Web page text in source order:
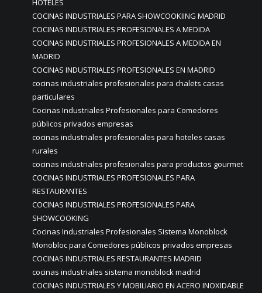
HOTELES
COCINAS INDUSTRIALES PARA SHOWCOOKIING MADRID
COCINAS INDUSTRIALES PROFESIONALES A MEDIDA
COCINAS INDUSTRIALES PROFESIONALES A MEDIDA EN
MADRID
COCINAS INDUSTRIALES PROFESIONALES EN MADRID
cocinas industriales profesionales para chalets casas
particulares
Cocinas Industriales Profesionales para Comedores
públicos privados empresas
cocinas industriales profesionales para hoteles casas
rurales
cocinas industriales profesionales para productos gourmet
COCINAS INDUSTRIALES PROFESIONALES PARA
RESTAURANTES
COCINAS INDUSTRIALES PROFESIONALES PARA
SHOWCOOKING
Cocinas Industriales Profesionales Sistema Monoblock
Monobloc para Comedores públicos privados empresas
COCINAS INDUSTRIALES RESTAURANTES MADRID
cocinas industriales sistema monoblock madrid
COCINAS INDUSTRIALES Y MOBILIARIO EN ACERO INOXIDABLE